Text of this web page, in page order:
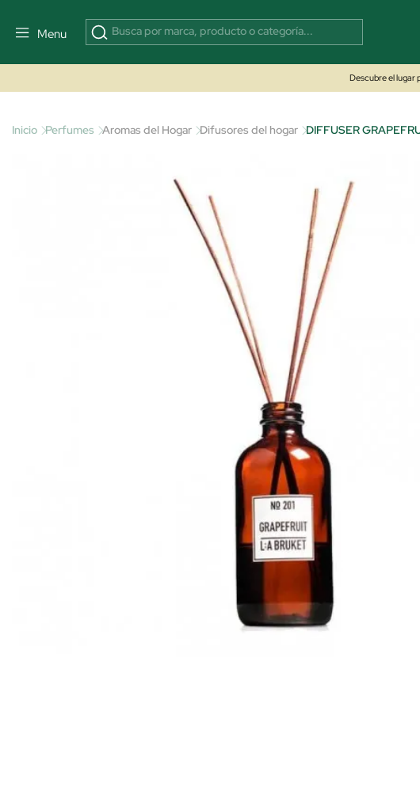
Menu
Descubre el lugar
Inicio Perfumes Aromas del Hogar Difusores del hogar DIFFUSER